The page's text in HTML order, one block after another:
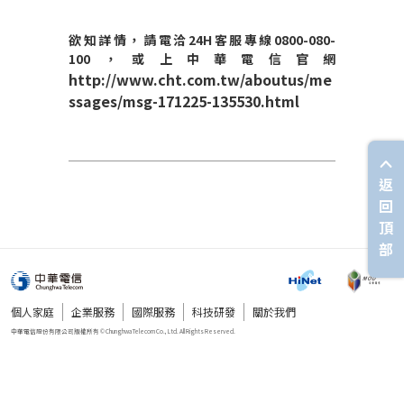
欲知詳情，請電洽24H客服專線0800-080-
100，或上中華電信官網
http://www.cht.com.tw/aboutus/me
ssages/msg-171225-135530.html
個人家庭 企業服務 國際服務 科技研發 關於我們
返
回
頂
部